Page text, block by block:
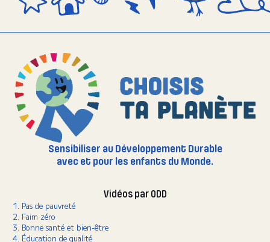
Sensibiliser au Développement Durable
avec et pour les enfants du Monde.
Vidéos par ODD
Pas de pauvreté
Faim zéro
Bonne santé et bien-être
Éducation de qualité